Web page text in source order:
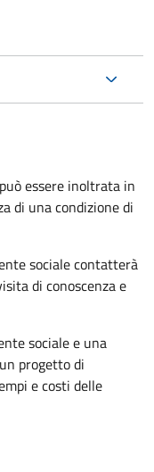
essere inoltrata in
di una condizione di
sociale contatterà
di conoscenza e
sociale e una
progetto di
e costi delle